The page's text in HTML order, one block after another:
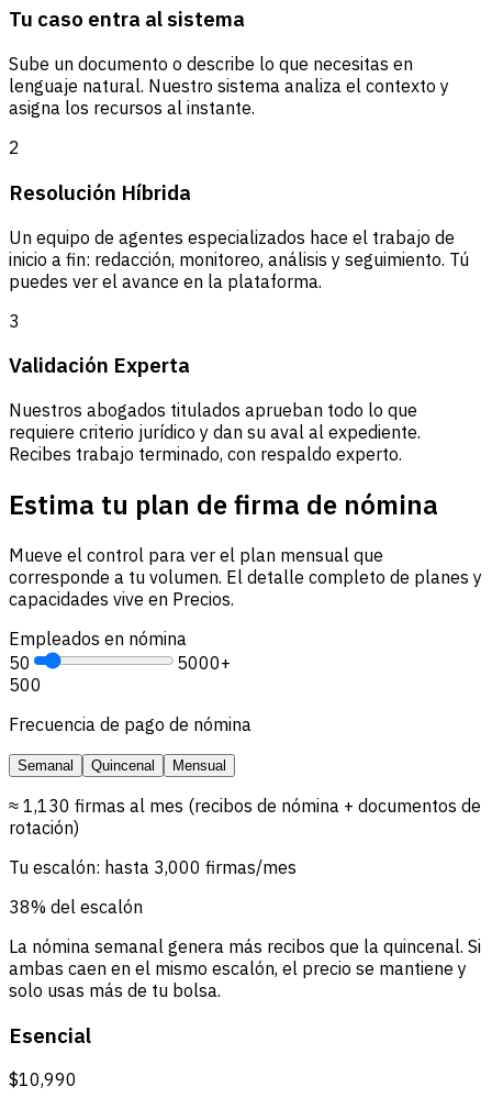
Tu caso entra al sistema
Sube un documento o describe lo que necesitas en
lenguaje natural. Nuestro sistema analiza el contexto y
asigna los recursos al instante.
2
Resolución Híbrida
Un equipo de agentes especializados hace el trabajo de
inicio a fin: redacción, monitoreo, análisis y seguimiento. Tú
puedes ver el avance en la plataforma.
3
Validación Experta
Nuestros abogados titulados aprueban todo lo que
requiere criterio jurídico y dan su aval al expediente.
Recibes trabajo terminado, con respaldo experto.
Estima tu plan de firma de nómina
Mueve el control para ver el plan mensual que
corresponde a tu volumen. El detalle completo de planes y
capacidades vive en Precios.
Empleados en nómina
50
5000+
500
Frecuencia de pago de nómina
Semanal Quincenal Mensual
≈ 1,130 firmas al mes (recibos de nómina + documentos de
rotación)
Tu escalón: hasta 3,000 firmas/mes
38% del escalón
La nómina semanal genera más recibos que la quincenal. Si
ambas caen en el mismo escalón, el precio se mantiene y
solo usas más de tu bolsa.
Esencial
$10,990